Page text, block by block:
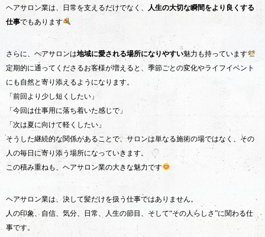
ヘアサロン業は、日常を支えるだけでなく、 人生の大切な瞬間をより良くする
仕事でもあります
さらに、ヘアサロンは地域に愛される場所になりやすい魅力も持っています
定期的に通ってくださるお客様が増えると、季節ごとの変化やライフイベント
にも自然と寄り添えるようになります。
「前回より少し短くしたい」
「今回は仕事用に落ち着いた感じで」
「次は夏に向けて軽くしたい」
そうした継続的な関係があることで、サロンは単なる施術の場ではなく、その
人の毎日に寄り添う場所になっていきます。
この積み重ねも、ヘアサロン業の大きな魅力です
ヘアサロン業は、決して髪だけを扱う仕事ではありません。
人の印象、自信、気分、日常、人生の節目、そして“その人らしさ”に関わる仕
事です。